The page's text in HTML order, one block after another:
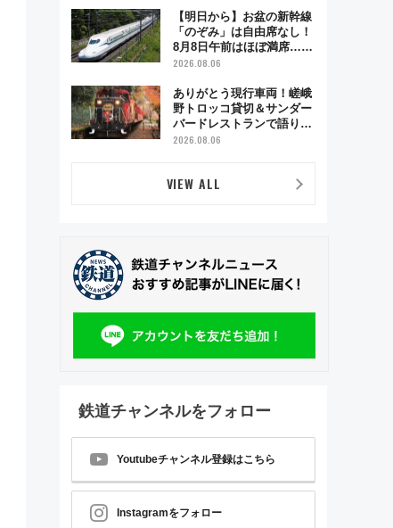
【明日から】お盆の新幹線
「のぞみ」は自由席なし！
8月8日午前はほぼ満席…で
も数時間ズラせば空きが見
「空席」探しのコツ
2026.08.06
ありがとう現行車両！嵯峨
野トロッコ貸切＆サンダー
バードレストランで語り合
う秋の京都 斉藤雪乃＆福
ー」開催
2026.08.06
VIEW ALL
鉄道チャンネルをフォロー
Youtubeチャンネル登録はこちら
Instagramをフォロー